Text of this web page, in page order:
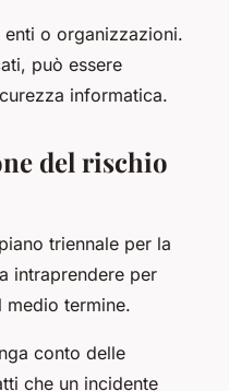
o organizzazioni.
può essere
informatica.
del rischio
triennale per la
intraprendere per
termine.
conto delle
che un incidente